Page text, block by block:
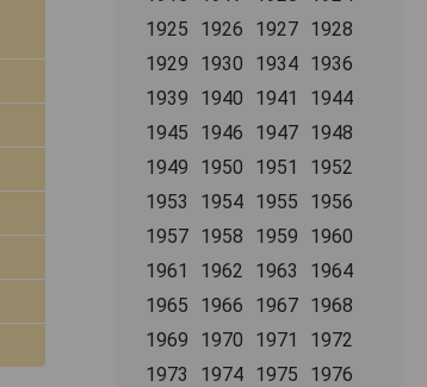
1925
1926 1927 1928
1929
1930 1934 1936
1939
1940 1941
1944
1945
1946 1947 1948
1949
1950 1951
1952
1953
1954 1955
1956
1957 1958 1959
1960
1961
1962 1963
1964
1965
1966 1967 1968
1969
1970 1971
1972
1973
1974 1975
1976